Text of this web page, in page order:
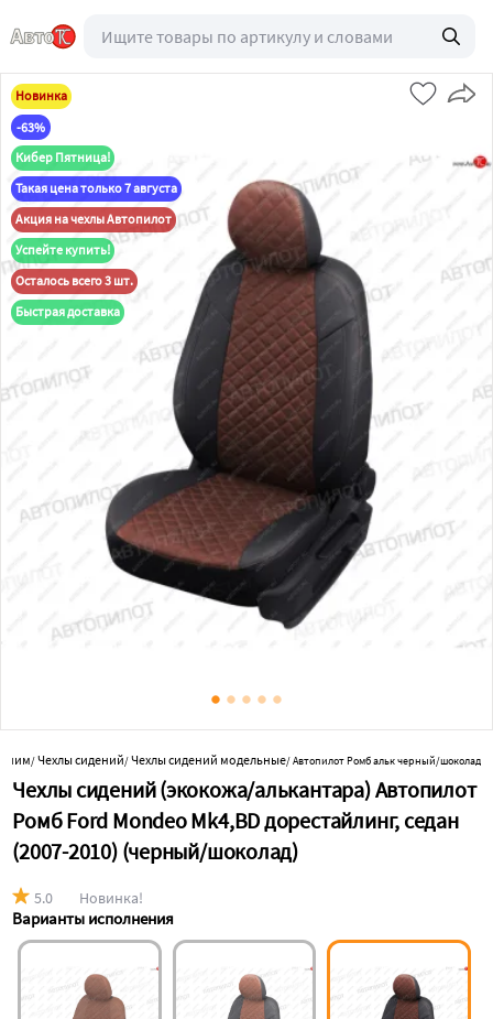
Новинка
-63%
Кибер Пятница!
Такая цена только 7 августа
Акция на чехлы Автопилот
Успейте купить!
Осталось всего 3 шт.
Быстрая доставка
ним/Чехлы сидений/Чехлы сидений модельные/Автопилот Ромб альк черный/шоколад
Чехлы сидений (экокожа/алькантара) Автопилот
Ромб Ford Mondeo Mk4,BD дорестайлинг, седан
(2007-2010) (черный/шоколад)
5.0 Новинка!
Варианты исполнения